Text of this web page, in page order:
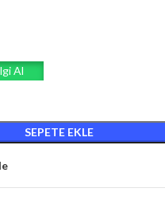
Al
SEPETE EKLE